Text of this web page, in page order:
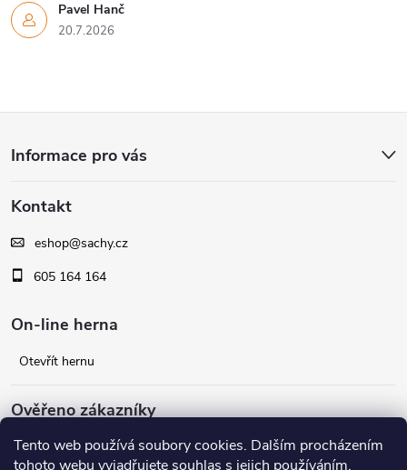
Tento web používá soubory cookies. Dalším procházením
tohoto webu vyjadřujete souhlas s jejich používáním.
Pavel Hanč
20.7.2026
p
a
Informace pro vás
Kontakt
eshop@sachy.cz
605 164 164
On-line herna
Otevřít hernu
Ověřeno zákazníky
Facebook